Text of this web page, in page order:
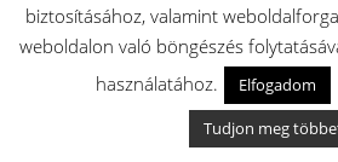
porzsák(25) porzsák nélküli(9)
porzsáktartóbetét (5)
porzsáktartókeret
PowerBrush (3)
biztosításához, valamint
weboldalon való böngészés
használatához.
Elfogadom
Tudjon meg